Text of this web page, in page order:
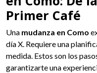
Primer Café
Una mudanza en Como
día X. Requiere una
medida. Estos son los
garantizarte una